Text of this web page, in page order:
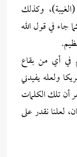
وكذلك
جاء في قول الله
في أي من بقاع
ولعله يفيدني
أن تلك الكلمات
نقدر على